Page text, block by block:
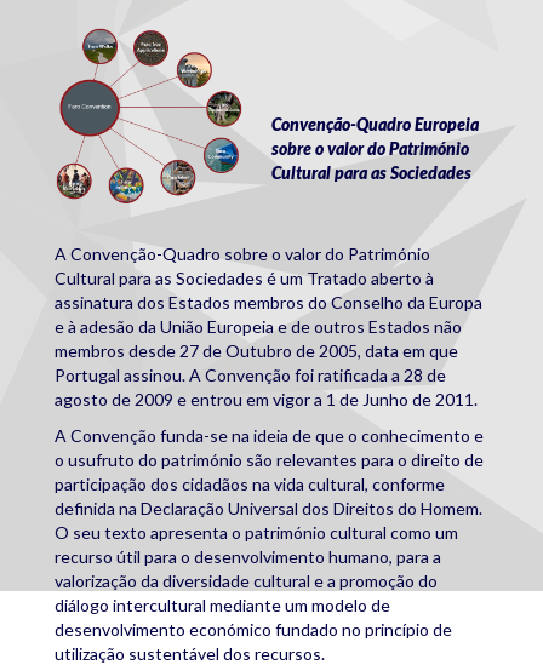
faro_convention.png
Convenção-Quadro Europeia
sobre o valor do Património
Cultural para as Sociedades
A Convenção-Quadro sobre o valor do Património
Cultural para as Sociedades é um Tratado aberto à
assinatura dos Estados membros do Conselho da Europa
e à adesão da União Europeia e de outros Estados não
membros desde 27 de Outubro de 2005, data em que
Portugal assinou. A Convenção foi ratificada a 28 de
agosto de 2009 e entrou em vigor a 1 de Junho de 2011.
A Convenção funda-se na ideia de que o conhecimento e
o usufruto do património são relevantes para o direito de
participação dos cidadãos na vida cultural, conforme
definida na Declaração Universal dos Direitos do Homem.
O seu texto apresenta o património cultural como um
recurso útil para o desenvolvimento humano, para a
valorização da diversidade cultural e a promoção do
diálogo intercultural mediante um modelo de
desenvolvimento económico fundado no princípio de
utilização sustentável dos recursos.